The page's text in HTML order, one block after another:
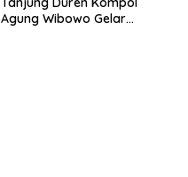
Agung Wibowo Gelar